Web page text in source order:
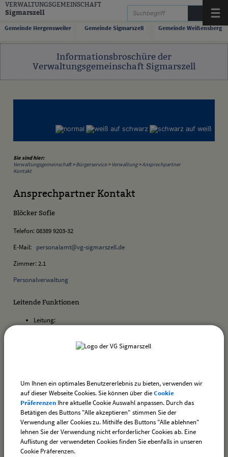
Zum Inhalt,zur Navigationoderzur Startseite springen.
VERWALTUNGSGEMEINSCHAFT
Sigmarszell
Gemeinde Hergensweiler Gemeinde Sigmarszell Gemeinde Weißensberg
Informationsbroschüre der
Verwaltungsgemeinschaft Sigmarszell
Sie sind hier:
Verwaltungsgemeinschaft>Bürgerservice> Verwaltung>Ansprechpartner
Kontakt
Ansprechpartner Kontakt
Blöcker Sofie
Telefon: 08389 9203-32
E-Mail: personalamt@vg-sigmarszell.de
Zimmer: 2.1
Personalverwaltung
Leitende Funktionen
Leitung:
zurück
druckennach oben
Um Ihnen ein optimales Benutzererlebnis zu bieten, verwenden wir
auf dieser Webseite Cookies. Sie können über dieCookie
Präferenzen Ihre aktuelle Cookie Auswahl anpassen. Durch das
Betätigen des Buttons "Alle akzeptieren" stimmen Sie der
Verwendung aller Cookies zu. Mithilfe des Buttons "Alle ablehnen"
lehnen Sie der Verwendung nicht erforderlicher Cookies ab. Eine
Auflistung der verwendeten Cookies finden Sie ebenfalls in unseren
Cookie Präferenzen.